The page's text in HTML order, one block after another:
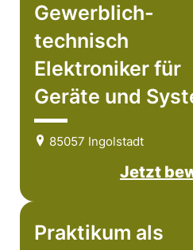
Gewerblich-
technisch
Elektroniker für
Geräte und
85057 Ingolstadt
Jetzt
Praktikum als